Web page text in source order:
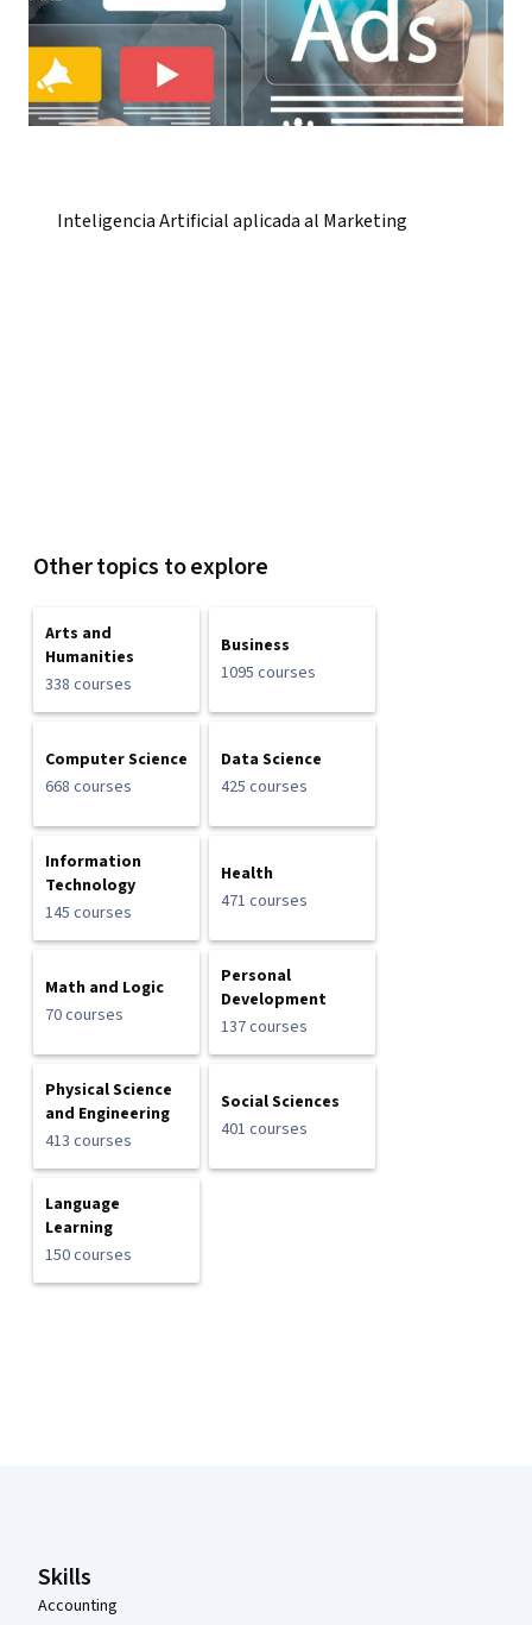
Inteligencia Artificial aplicada al Marketing
Other topics to explore
Arts and
Humanities
338 courses
Business
1095 courses
Computer Science
668 courses
Data Science
425 courses
Information
Technology
145 courses
Health
471 courses
Math and Logic
70 courses
Personal
Development
137 courses
Physical Science
and Engineering
413 courses
Social Sciences
401 courses
Language
Learning
150 courses
Skills
Accounting